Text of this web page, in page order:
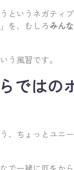
というネガティ
を、むしろ みん
う風習です。
ではの
、ちょっとユニ